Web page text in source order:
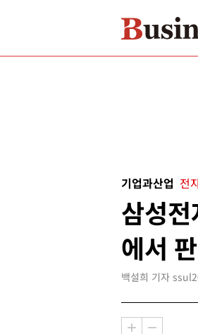
기업과산업 전
삼성
에서
백설희 기자